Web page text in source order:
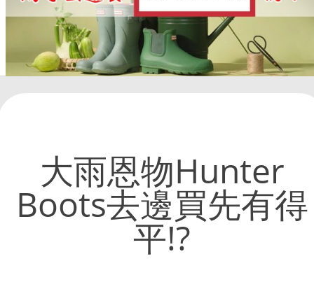
大雨恩物Hunter
Boots去邊買先有得
平!?